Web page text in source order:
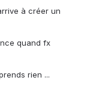
à créer un
quand fx
rien ...